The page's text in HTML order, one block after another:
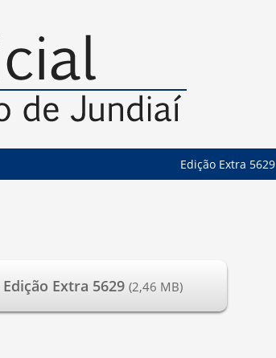
Edição Extra 5629
Edição Extra 5629 (2,46 MB)